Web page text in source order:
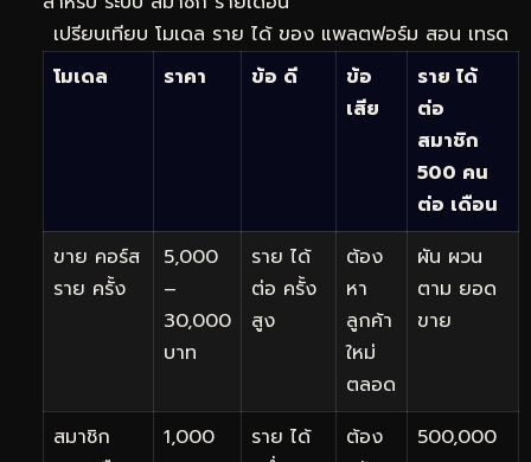
เปรียบเทียบ โมเดล ราย ได้ ของ แพลตฟอร์ม สอน เทรด
โมเดล
ราคา ข้อ ดี
ข้อ
เสีย
ราย ได้
ต่อ
สมาชิก
500 คน
ต่อ เดือน
ขาย คอร์ส
ราย ครั้ง
5,000
–
30,000
บาท
ราย ได้
ต่อ ครั้ง
สูง
ต้อง
หา
ลูกค้า
ใหม่
ตลอด
ผัน ผวน
ตาม ยอด
ขาย
สมาชิก
1,000
ราย ได้
ต้อง
500,000